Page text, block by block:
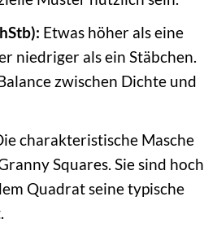
Etwas höher als eine
niedriger als ein Stäbchen.
zwischen Dichte und
charakteristische Masche
Squares. Sie sind hoch
Quadrat seine typische